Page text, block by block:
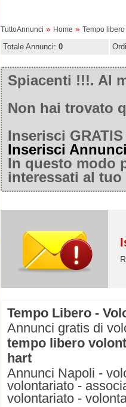
TuttoAnnunci » Home » Tempo libero
Totale Annunci: 0
Spiacenti !!!. Al
Non hai trovato
Inserisci
Inserisci
In questo modo
interessati al
Tempo Libero -
Annunci gratis di
tempo libero
hart
Annunci Napoli -
volontariato -
volontariato -